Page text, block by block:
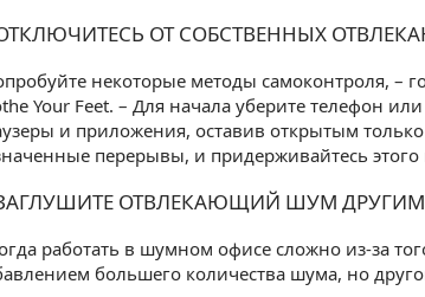
ОТ СОБСТВЕННЫХ
некоторые методы самоконтроля, –
Your Feet. – Для начала уберите телефон
и приложения, оставив открытым
перерывы, и придерживайтесь
ОТВЛЕКАЮЩИЙ ШУМ
работать в шумном офисе сложно из-за
большего количества шума, но